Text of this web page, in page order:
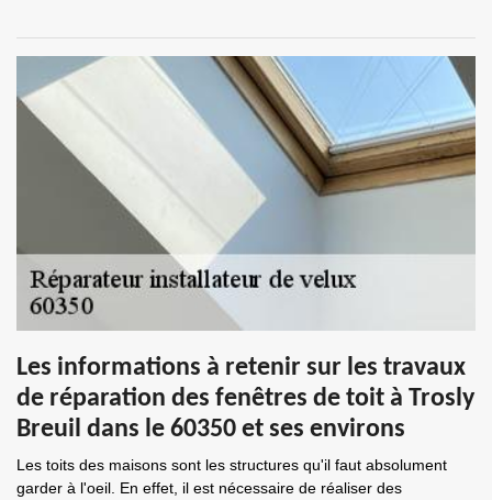
Les informations à retenir sur les travaux
de réparation des fenêtres de toit à Trosly
Breuil dans le 60350 et ses environs
Les toits des maisons sont les structures qu'il faut absolument
garder à l'oeil. En effet, il est nécessaire de réaliser des